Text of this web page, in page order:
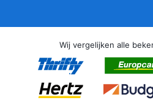
Wij vergelijken alle